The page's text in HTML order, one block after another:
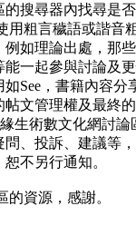
尋器內找尋是否
言穢語或諧音粗
理論出處，那些
起參與討論及更
，書籍內容分
管理權及最終的
術數文化網討論
投訴、建議等，
不另行通知。
資源，感謝。